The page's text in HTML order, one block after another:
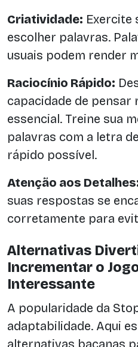
Criatividade: Exercite
escolher palavras.
usuais podem render
Raciocínio Rápido:
capacidade de pensar
essencial. Treine sua
palavras com a letra
rápido possível.
Atenção aos
suas respostas se
corretamente para
Alternativas
Incrementar o
Interessante
A popularidade da
adaptabilidade. Aqui